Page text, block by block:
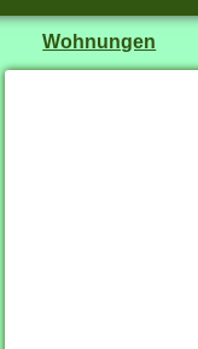
Wohnungen